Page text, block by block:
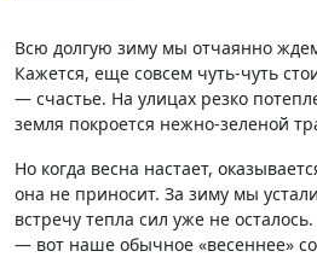
Всю долгую зиму мы отчаянно ждем приближения весны.
Кажется, еще совсем чуть-чуть
— счастье. На улицах резко
земля покроется нежно-зеленой
Но когда весна настает,
она не приносит. За зиму мы
встречу тепла сил уже не
— вот наше обычное «весеннее»